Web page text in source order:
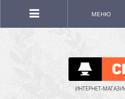
ИНТЕРНЕТ-
МЕНЮ